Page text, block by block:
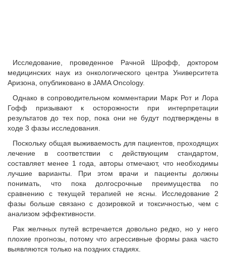
Исследование, проведенное Рачной Шрофф, доктором
медицинских наук из онкологического центра Университета
Аризона, опубликовано в JAMA Oncology.
Однако в сопроводительном комментарии Марк Рот и Лора
Гофф призывают к осторожности при интерпретации
результатов до тех пор, пока они не будут подтверждены в
ходе 3 фазы исследования.
Поскольку общая выживаемость для пациентов, проходящих
лечение в соответствии с действующим стандартом,
составляет менее 1 года, авторы отмечают, что необходимы
лучшие варианты. При этом врачи и пациенты должны
понимать, что пока долгосрочные преимущества по
сравнению с текущей терапией не ясны. Исследование 2
фазы больше связано с дозировкой и токсичностью, чем с
анализом эффективности.
Рак желчных путей встречается довольно редко, но у него
плохие прогнозы, потому что агрессивные формы рака часто
выявляются только на поздних стадиях.